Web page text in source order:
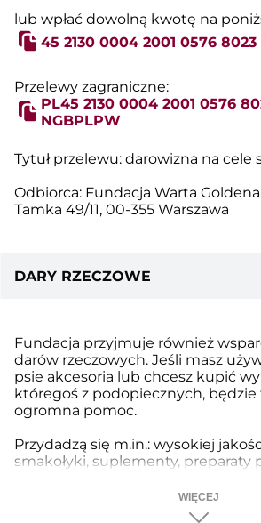
lub wpłać dowolną kwotę na
45 2130 0004 2001 0576 8023
Przelewy zagraniczne:
PL45 2130 0004 2001 0576
NGBPLPW
Tytuł przelewu: darowizna na cele
Odbiorca: Fundacja Warta Goldena
Tamka 49/11, 00-355 Warszawa
DARY RZECZOWE
Fundacja przyjmuje również
darów rzeczowych. Jeśli masz
psie akcesoria lub chcesz kupić
któregoś z podopiecznych, będzie
ogromna pomoc.
Przydadzą się m.in.: wysokiej
smakołyki, suplementy, preparaty
kennelowe oraz inne akcesoria dla
WIĘCEJ